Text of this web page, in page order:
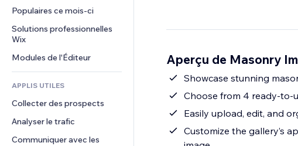
Financement participatif
Alimentation et boissons
Partage de fichiers
Actualités
Services de contenu
Effets de texte
Boutons et menus
Bannières et badges
Calculateurs
Rechercher
Commentaires
Téléphone
Communauté
Avis et commentaires
Populaires ce mois‑ci
Solutions professionnelles
Wix
Modules de l'Éditeur
APPLIS UTILES
Collecter des prospects
Analyser le trafic
Communiquer avec les
Aperçu de Masonry
Showcase stunning
Choose from 4 ready-to-
Easily upload, edit, and
Customize the gallery’s